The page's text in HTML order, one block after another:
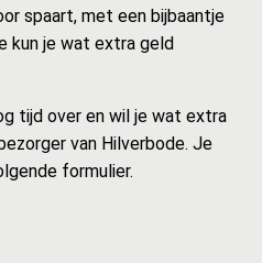
spaart, met een bijbaantje
kun je wat extra geld
tijd over en wil je wat extra
van Hilverbode. Je
formulier.